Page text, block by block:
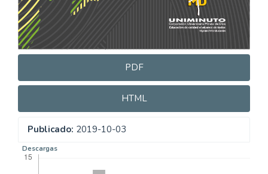
PDF
HTML
Publicado: 2019-10-03
Descargas